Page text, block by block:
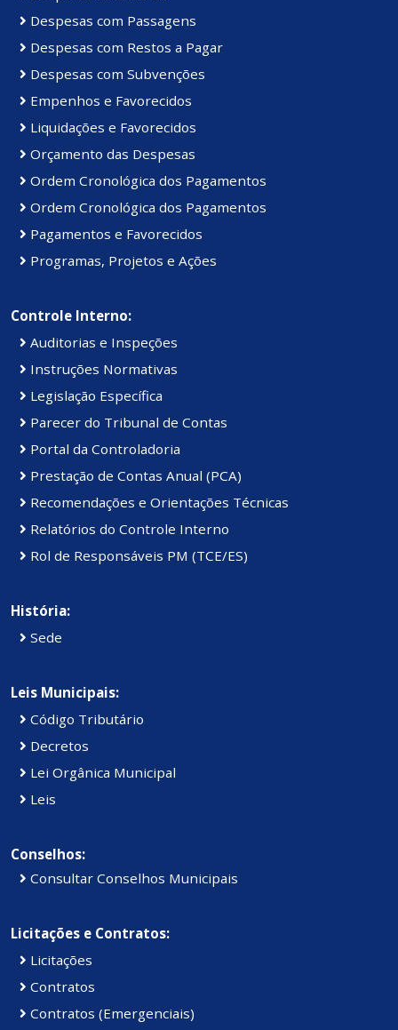
Despesas com Passagens
Despesas com Restos a Pagar
Despesas com Subvenções
Empenhos e Favorecidos
Liquidações e Favorecidos
Orçamento das Despesas
Ordem Cronológica dos Pagamentos
Ordem Cronológica dos Pagamentos
Pagamentos e Favorecidos
Programas, Projetos e Ações
Controle Interno:
Auditorias e Inspeções
Instruções Normativas
Legislação Específica
Parecer do Tribunal de Contas
Portal da Controladoria
Prestação de Contas Anual (PCA)
Recomendações e Orientações Técnicas
Relatórios do Controle Interno
Rol de Responsáveis PM (TCE/ES)
História:
Sede
Leis Municipais:
Código Tributário
Decretos
Lei Orgânica Municipal
Leis
Conselhos:
Consultar Conselhos Municipais
Licitações e Contratos:
Licitações
Contratos
Contratos (Emergenciais)